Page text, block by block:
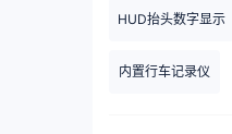
HUD抬头数字显示
内置行车记录仪